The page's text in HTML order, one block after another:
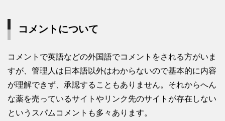
コメントについて
コメントで英語などの外国語でコメントをされる方がいま
すが、管理人は日本語以外はわからないので基本的に内容
が理解できず、承認することもありません。それからへん
な薬を売っているサイトやリンク先のサイトが存在しない
というスパムコメントも多々あります。